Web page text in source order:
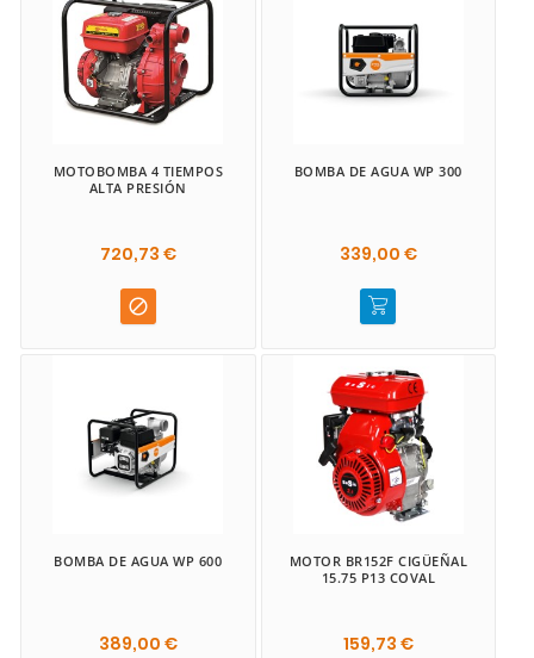
MOTOBOMBA 4 TIEMPOS
ALTA PRESIÓN
720,73 €

BOMBA DE AGUA WP 300
339,00 €
BOMBA DE AGUA WP 600
389,00 €
MOTOR BR152F CIGÜEÑAL
15.75 P13 COVAL
159,73 €